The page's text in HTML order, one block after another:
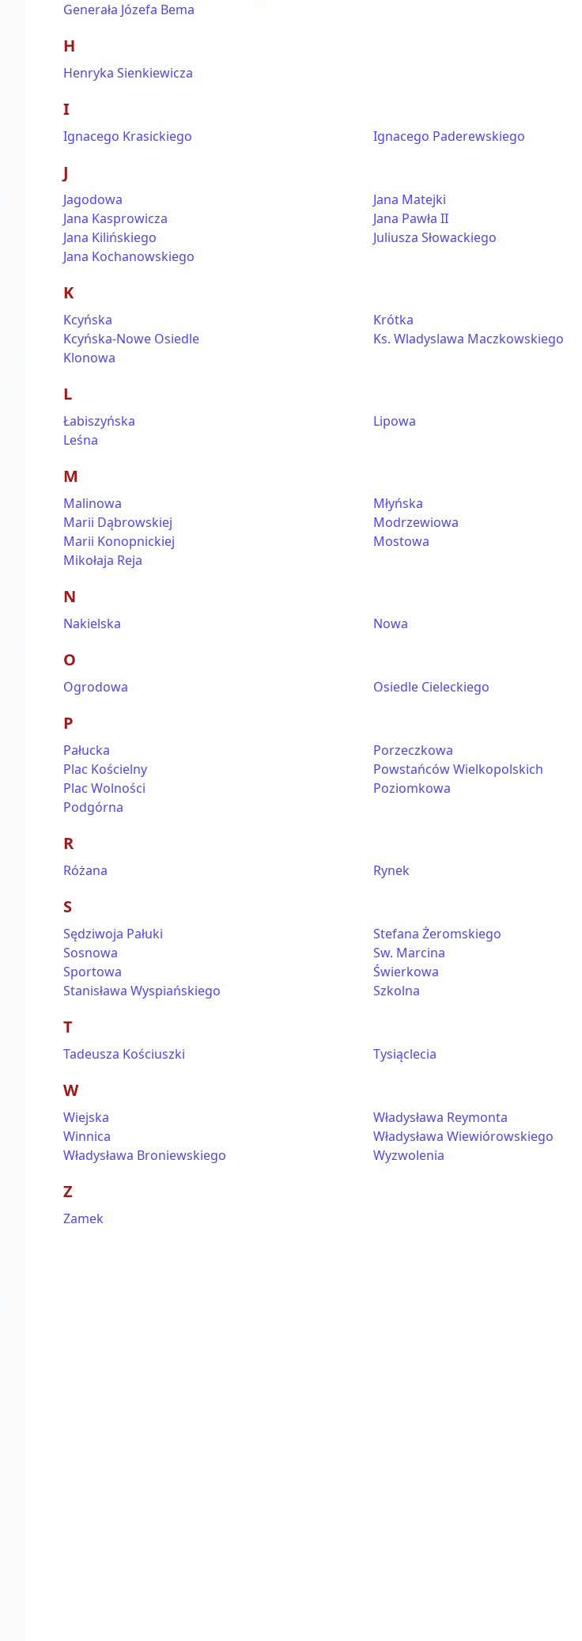
Generała Józefa Bema
H
Henryka Sienkiewicza
I
Ignacego Krasickiego Ignacego Paderewskiego
J
Jagodowa
Jana Kasprowicza
Jana Kilińskiego
Jana Kochanowskiego
Jana Matejki
Jana Pawła II
Juliusza Słowackiego
K
Kcyńska
Kcyńska-Nowe Osiedle
Klonowa
Krótka
Ks. Wladyslawa Maczkowskiego
L
Łabiszyńska
Leśna
Lipowa
M
Malinowa
Marii Dąbrowskiej
Marii Konopnickiej
Mikołaja Reja
Młyńska
Modrzewiowa
Mostowa
N
Nakielska Nowa
O
Ogrodowa Osiedle Cieleckiego
P
Pałucka
Plac Kościelny
Plac Wolności
Podgórna
Porzeczkowa
Powstańców Wielkopolskich
Poziomkowa
R
Różana Rynek
S
Sędziwoja Pałuki
Sosnowa
Sportowa
Stanisława Wyspiańskiego
Stefana Żeromskiego
Sw. Marcina
Świerkowa
Szkolna
T
Tadeusza Kościuszki Tysiąclecia
W
Wiejska
Winnica
Władysława Broniewskiego
Władysława Reymonta
Władysława Wiewiórowskiego
Wyzwolenia
Z
Zamek